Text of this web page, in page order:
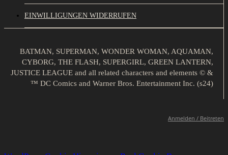
EINWILLIGUNGEN WIDERRUFEN
BATMAN, SUPERMAN, WONDER WOMAN, AQUAMAN,
CYBORG, THE FLASH, SUPERGIRL, GREEN LANTERN,
JUSTICE LEAGUE and all related characters and elements © &
™ DC Comics and Warner Bros. Entertainment Inc. (s24)
Anmelden / Beitreten